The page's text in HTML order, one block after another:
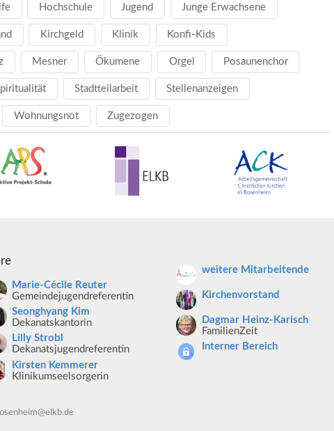
Hochschule Jugend Junge Erwachsene
Kirchgeld Klinik Konfi-Kids
Mesner Ökumene Orgel Posaunenchor
Stadtteilarbeit Stellenanzeigen
Wohnungsnot Zugezogen
Marie-Cécile Reuter
Gemeindejugendreferentin
Seonghyang Kim
Dekanatskantorin
Lilly Strobl
Dekanatsjugendreferentin
Kirsten Kemmerer
Klinikumseelsorgerin
weitere Mitarbeitende
Kirchenvorstand
Dagmar Heinz-Karisch
FamilienZeit
Interner Bereich